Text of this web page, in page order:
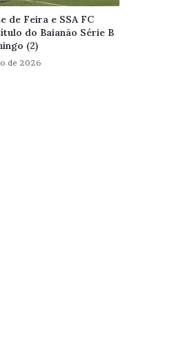
de Feira e SSA FC
do Baianão Série B
(2)
de 2026